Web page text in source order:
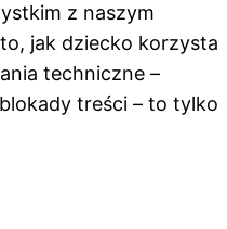
z naszym
jak dziecko korzysta
techniczne –
treści – to tylko